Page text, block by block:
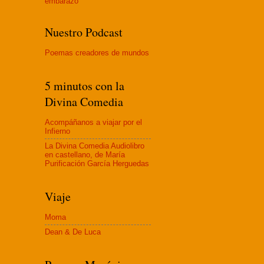
Nuestro Podcast
Poemas creadores de mundos
5 minutos con la
Divina Comedia
Acompáñanos a viajar por el
Infierno
La Divina Comedia Audiolibro
en castellano, de María
Purificación García Herguedas
Viaje
Moma
Dean & De Luca